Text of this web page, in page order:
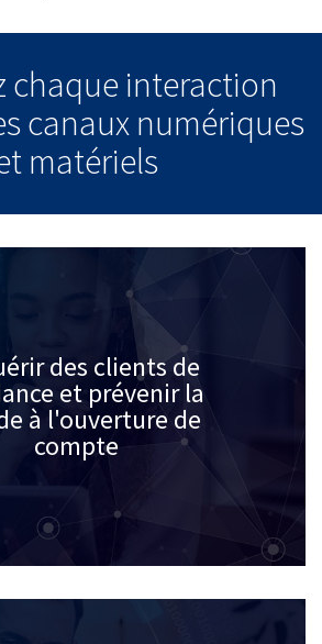
chaque interaction
canaux numériques
matériels
des clients de
et prévenir la
à l'ouverture de
compte